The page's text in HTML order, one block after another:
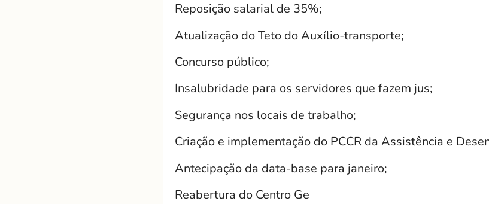
Reposição salarial de 35%;
Atualização do Teto do Auxílio-transporte;
Concurso público;
Insalubridade para os servidores que fazem jus;
Segurança nos locais de trabalho;
Criação e implementação do PCCR da Assistência e
Antecipação da data-base para janeiro;
Reabertura do Centro Ge